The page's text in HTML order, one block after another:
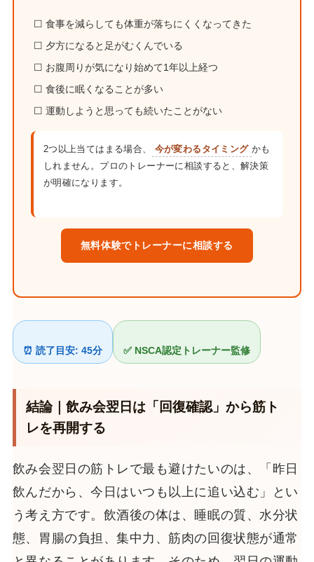
☐ 食事を減らしても体重が落ちにくくなってきた
☐ 夕方になると足がむくんでいる
☐ お腹周りが気になり始めて1年以上経つ
☐ 食後に眠くなることが多い
☐ 運動しようと思っても続いたことがない
2つ以上当てはまる場合、 今が変わるタイミング かも
しれません。プロのトレーナーに相談すると、解決策
が明確になります。
無料体験でトレーナーに相談する
⏰ 読了目安: 45分 ✅ NSCA認定トレーナー監修
結論｜飲み会翌日は「回復確認」から筋ト
レを再開する
飲み会翌日の筋トレで最も避けたいのは、「昨日
飲んだから、今日はいつも以上に追い込む」とい
う考え方です。飲酒後の体は、睡眠の質、水分状
態、胃腸の負担、集中力、筋肉の回復状態が通常